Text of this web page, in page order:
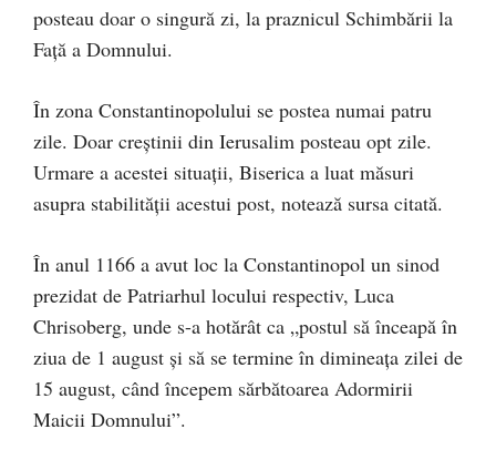
posteau doar o singură zi, la praznicul Schimbării la
Față a Domnului.
În zona Constantinopolului se postea numai patru
zile. Doar creștinii din Ierusalim posteau opt zile.
Urmare a acestei situaţii, Biserica a luat măsuri
asupra stabilității acestui post, notează sursa citată.
În anul 1166 a avut loc la Constantinopol un sinod
prezidat de Patriarhul locului respectiv, Luca
Chrisoberg, unde s-a hotărât ca „postul să înceapă în
ziua de 1 august și să se termine în dimineața zilei de
15 august, când începem sărbătoarea Adormirii
Maicii Domnului”.